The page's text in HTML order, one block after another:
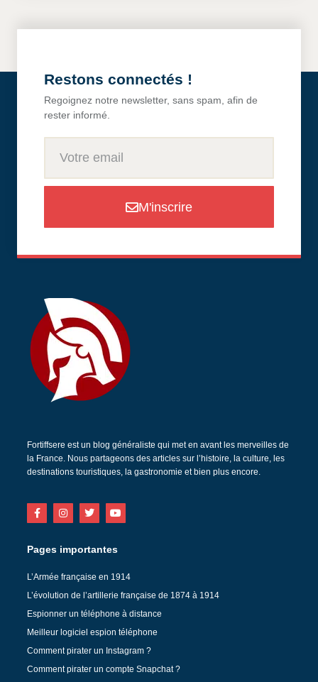
Restons connectés !
Regoignez notre newsletter, sans spam, afin de
rester informé.
M'inscrire
Fortiffsere est un blog généraliste qui met en avant les merveilles de
la France. Nous partageons des articles sur l’histoire, la culture, les
destinations touristiques, la gastronomie et bien plus encore.
Pages importantes
L’Armée française en 1914
L’évolution de l’artillerie française de 1874 à 1914
Espionner un téléphone à distance
Meilleur logiciel espion téléphone
Comment pirater un Instagram ?
Comment pirater un compte Snapchat ?